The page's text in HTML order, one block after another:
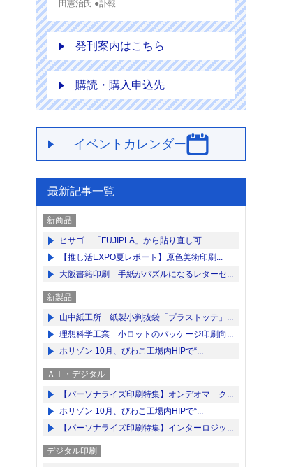
田憲治氏 ●訃報
発刊案内はこちら
購読・購入申込先
イベントカレンダー
最新記事一覧
新商品
ヒサゴ 「FUJIPLA」から貼り直し可...
【推し活EXPO夏レポート】原色美術印刷...
大阪書籍印刷 手紙がパズルになるレターセ...
新製品
山中紙工所 紙製小判抜袋「プラストッテ」...
理想科学工業 小ロットのパッケージ印刷向...
ホリゾン 10月、びわこ工場内HIPで“...
ＡＩ・デジタル
【パーソナライズ印刷特集】オンデオマ ク...
ホリゾン 10月、びわこ工場内HIPで“...
【パーソナライズ印刷特集】インターロジッ...
デジタル印刷